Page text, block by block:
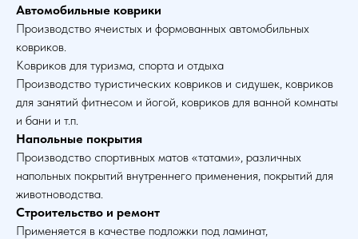
Автомобильные коврики
Производство ячеистых и формованных автомобильных
ковриков.
Ковриков для туризма, спорта и отдыха
Производство туристических ковриков и сидушек, ковриков
для занятий фитнесом и йогой, ковриков для ванной комнаты
и бани и т.п.
Напольные покрытия
Производство спортивных матов «татами», различных
напольных покрытий внутреннего применения, покрытий для
животноводства.
Строительство и ремонт
Применяется в качестве подложки под ламинат,